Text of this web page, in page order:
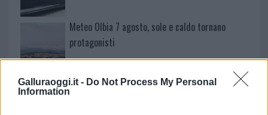
Galluraoggi.it - Do Not Process My Personal
Information
Meteo Olbia 7 agosto, sole e caldo tornano
protagonisti
Test tunnel Olbia: rampe chiuse ancora fino a
fine agosto